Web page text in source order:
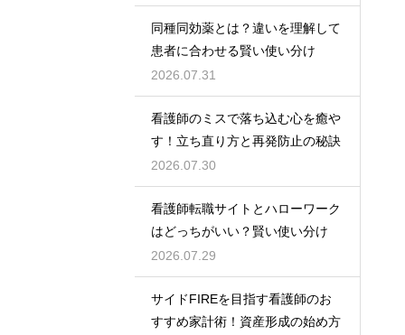
同種同効薬とは？違いを理解して
患者に合わせる賢い使い分け
2026.07.31
看護師のミスで落ち込む心を癒や
す！立ち直り方と再発防止の秘訣
2026.07.30
看護師転職サイトとハローワーク
はどっちがいい？賢い使い分け
2026.07.29
サイドFIREを目指す看護師のお
すすめ家計術！資産形成の始め方